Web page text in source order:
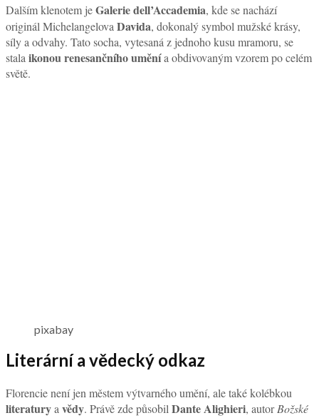
Dalším klenotem jeGalerie dell’Accademia, kde se nachází
originál Michelangelova Davida, dokonalý symbol mužské krásy,
síly a odvahy. Tato socha, vytesaná z jednoho kusu mramoru, se
stala ikonou renesančního uměnía obdivovaným vzorem po celém
světě.
pixabay
Literární a vědecký odkaz
Florencie není jen městem výtvarného umění, ale také kolébkou
literaturyavědy. Právě zde působilDante Alighieri, autorBožské